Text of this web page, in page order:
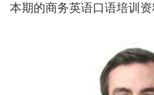
本期的商务英语口语培训资